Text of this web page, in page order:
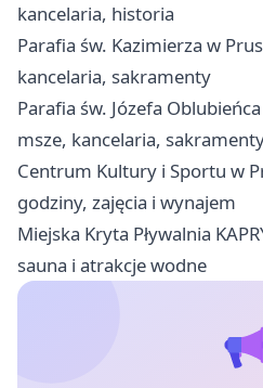
kancelaria, historia
Parafia św. Kazimierza w
kancelaria, sakramenty
Parafia św. Józefa
msze, kancelaria,
Centrum Kultury i Sportu w
godziny, zajęcia i wynajem
Miejska Kryta Pływalnia
sauna i atrakcje wodne